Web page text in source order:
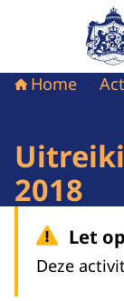
Home
2018
Let
Deze